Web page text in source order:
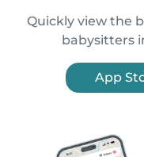
Quickly view the
babysitters
App